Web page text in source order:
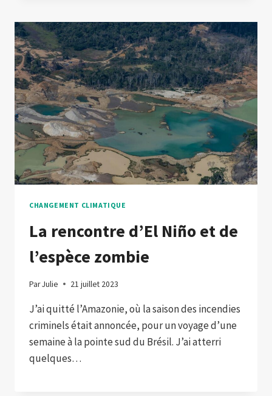
CHANGEMENT CLIMATIQUE
La rencontre d’El Niño et de
l’espèce zombie
ParJulie 21 juillet 2023
J’ai quitté l’Amazonie, où la saison des incendies
criminels était annoncée, pour un voyage d’une
semaine à la pointe sud du Brésil. J’ai atterri
quelques…